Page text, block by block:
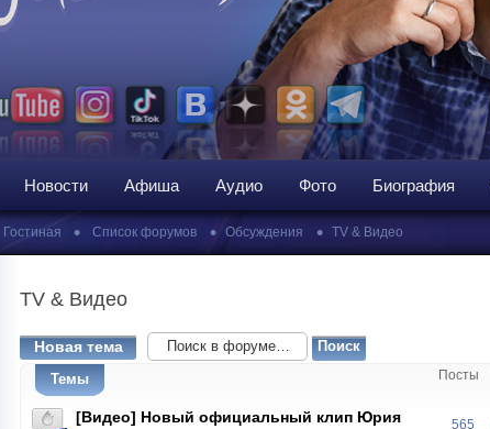
Новости Афиша Аудио Фото Биография
Гостиная • Список форумов • Обсуждения • TV & Видео
TV & Видео
Новая тема
Темы Посты
[Видео] Новый официальный клип Юрия
565